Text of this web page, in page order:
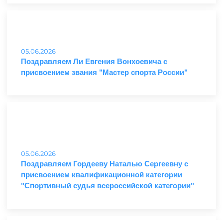
05.06.2026
Поздравляем Ли Евгения Вонхоевича с
присвоением звания "Мастер спорта России"
05.06.2026
Поздравляем Гордееву Наталью Сергеевну с
присвоением квалификационной категории
"Спортивный судья всероссийской категории"